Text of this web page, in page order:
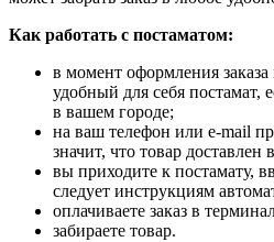
Как работать с постаматом:
в момент оформления
удобный для себя постамат,
в вашем городе;
на ваш телефон или e-mail
значит, что товар доставлен
вы приходите к постамату,
следует инструкциям
оплачиваете заказ в
забираете товар.